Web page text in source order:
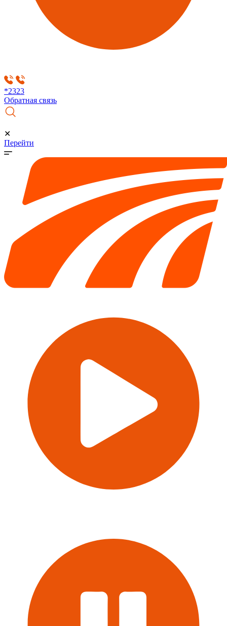
*2323
Обратная связь
✕
Перейти